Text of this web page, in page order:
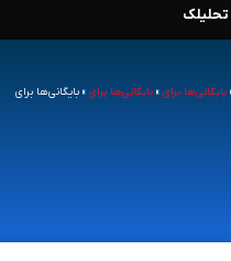
تحلیلک
بایگانی‌ها برای » بایگانی‌ها برای » بایگانی‌ها برای